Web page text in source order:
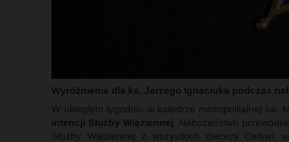
Wyróżnienie dla ks. Jerzego Ignaciuka podczas
W ubiegłym tygodniu w katedrze metropolitalnej św.
intencji Służby Więziennej. Nabożeństwu
Służby Więziennej z wszystkich diecezji